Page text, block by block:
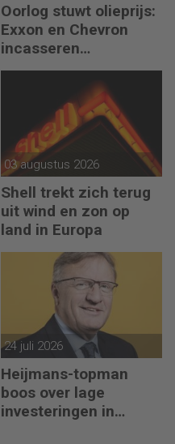
Oorlog stuwt olieprijs:
Exxon en Chevron
incasseren
miljardenwinsten
03 augustus 2026
Shell trekt zich terug
uit wind en zon op
land in Europa
24 juli 2026
Heijmans-topman
boos over lage
investeringen in